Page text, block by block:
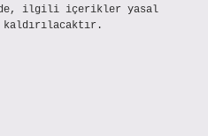
ilgili içerikler yasal